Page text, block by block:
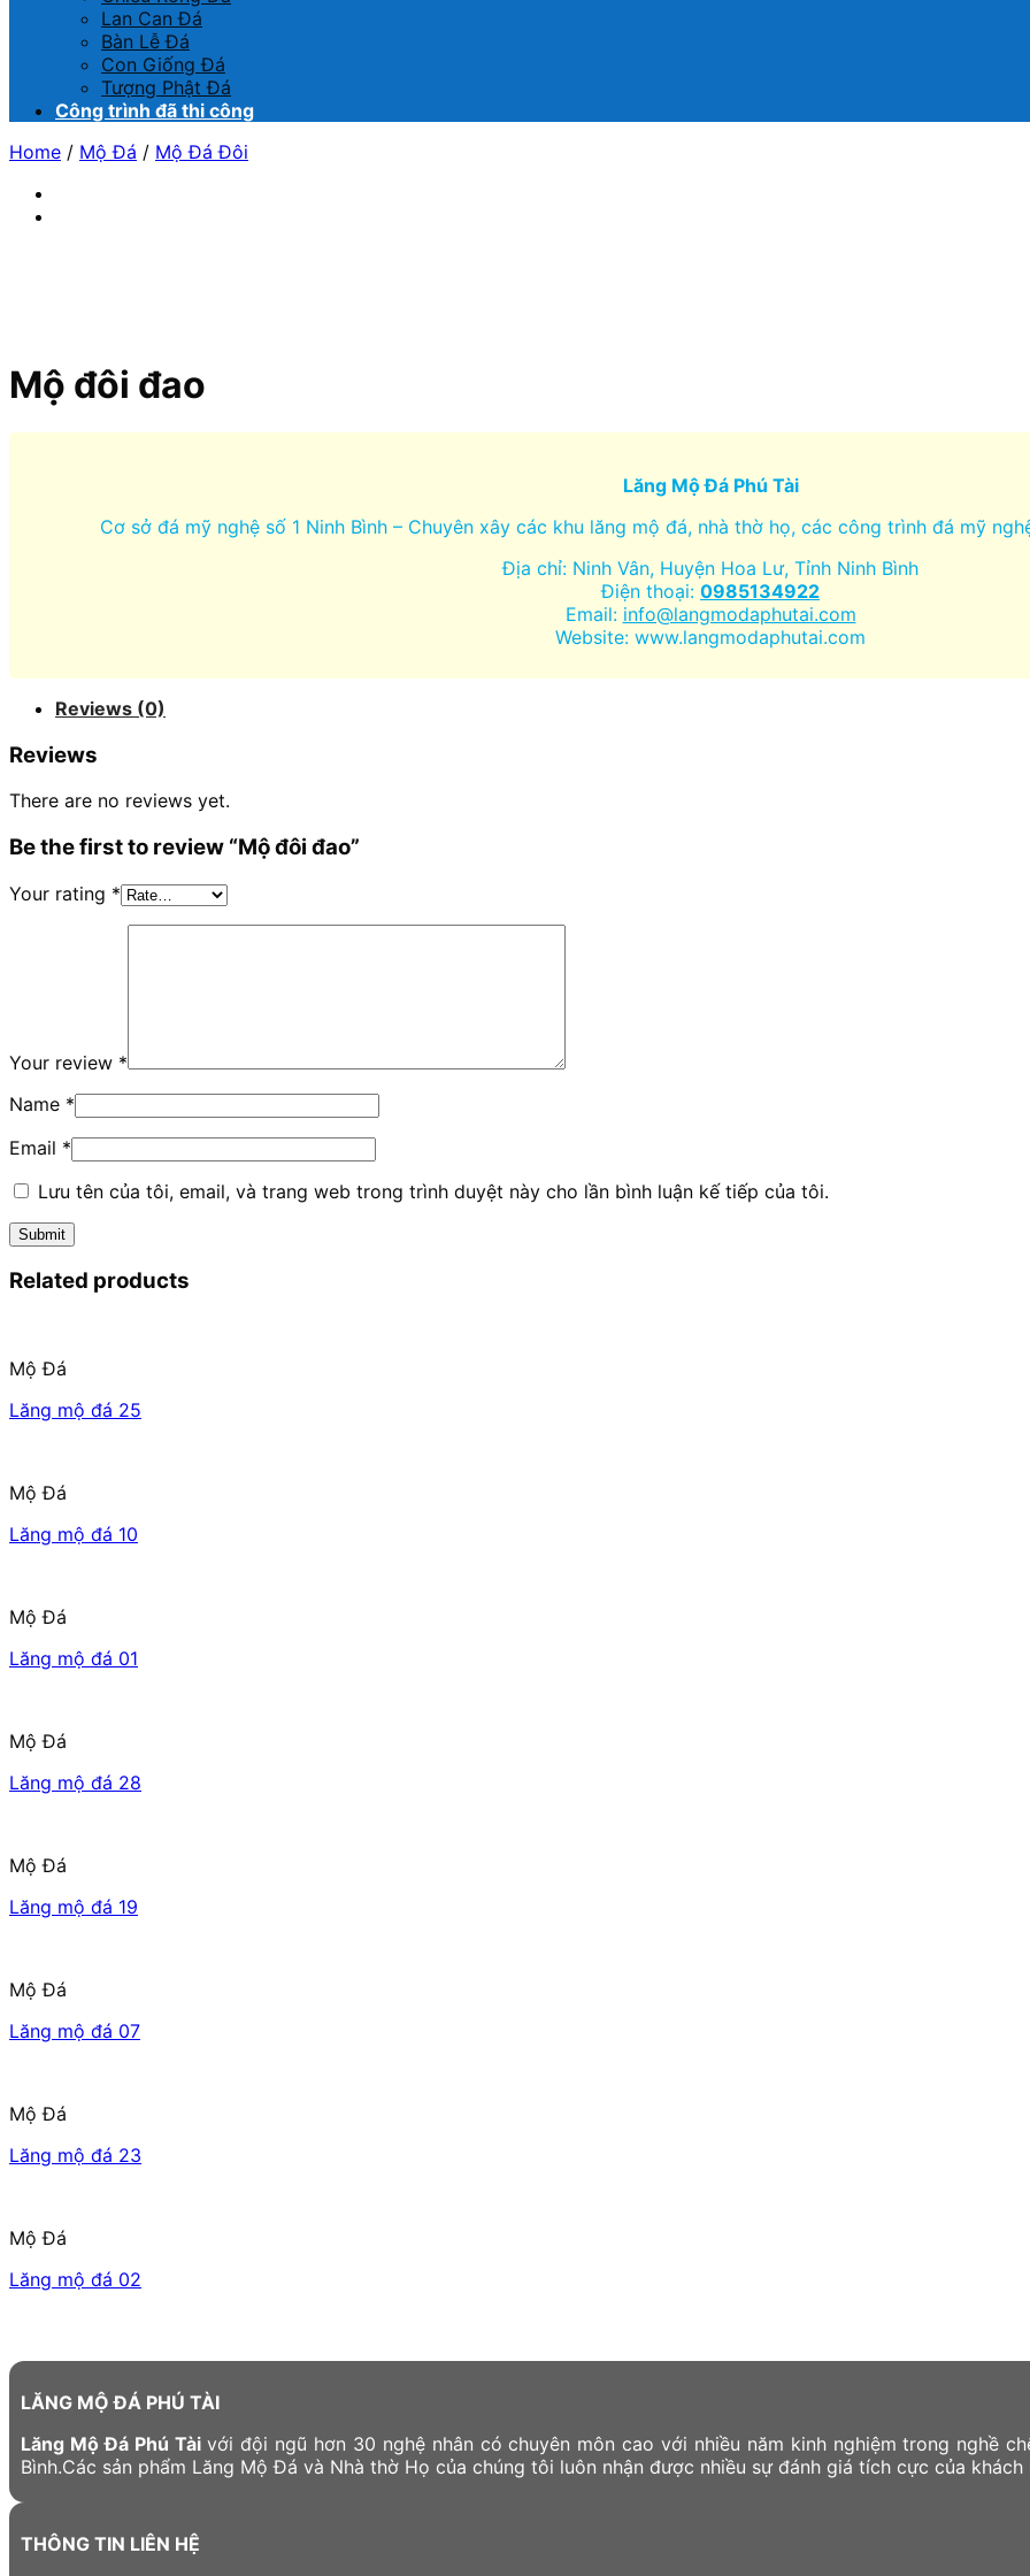
Lan Can Đá
Bàn Lễ Đá
Con Giống Đá
Tượng Phật Đá
Công trình đã thi công
Home / Mộ Đá / Mộ Đá Đôi
Mộ đôi đao
Lăng Mộ Đá Phú Tài
Cơ sở đá mỹ nghệ số 1 Ninh Bình – Chuyên xây các khu lăng mộ đá, nhà thờ họ, các công trình đá mỹ
Địa chỉ: Ninh Vân, Huyện Hoa Lư, Tỉnh Ninh Bình
Điện thoại: 0985134922
Email: info@langmodaphutai.com
Website: www.langmodaphutai.com
Reviews (0)
Reviews
There are no reviews yet.
Be the first to review “Mộ đôi đao”
Your rating *
Your review *
Name *
Email *
Lưu tên của tôi, email, và trang web trong trình duyệt này cho lần bình luận kế tiếp của tôi.
Related products
Mộ Đá
Lăng mộ đá 25
Mộ Đá
Lăng mộ đá 10
Mộ Đá
Lăng mộ đá 01
Mộ Đá
Lăng mộ đá 28
Mộ Đá
Lăng mộ đá 19
Mộ Đá
Lăng mộ đá 07
Mộ Đá
Lăng mộ đá 23
Mộ Đá
Lăng mộ đá 02
LĂNG MỘ ĐÁ PHÚ TÀI
Lăng Mộ Đá Phú Tàivới đội ngũ hơn 30 nghệ nhân có chuyên môn cao với nhiều năm kinh nghiệm trong nghề
Bình.Các sản phẩm Lăng Mộ Đá và Nhà thờ Họ của chúng tôi luôn nhận được nhiều sự đánh giá tích cực của khách
THÔNG TIN LIÊN HỆ